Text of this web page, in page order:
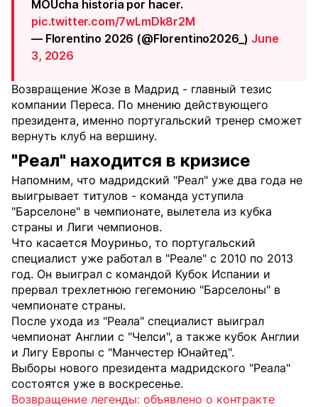
MOUcha historia por hacer.
pic.twitter.com/7wLmDk8r2M
— Florentino 2026 (@Florentino2026_) June
3, 2026
Возвращение Жозе в Мадрид - главный тезис
компании Переса. По мнению действующего
президента, именно португальский тренер сможет
вернуть клуб на вершину.
"Реал" находится в кризисе
Напомним, что мадридский "Реал" уже два года не
выигрывает титулов - команда уступила
"Барселоне" в чемпионате, вылетела из кубка
страны и Лиги чемпионов.
Что касается Моуриньо, то португальский
специалист уже работал в "Реале" с 2010 по 2013
год. Он выиграл с командой Кубок Испании и
прервал трехлетнюю гегемонию "Барселоны" в
чемпионате страны.
После ухода из "Реала" специалист выиграл
чемпионат Англии с "Челси", а также кубок Англии
и Лигу Европы с "Манчестер Юнайтед".
Выборы нового президента мадридского "Реала"
состоятся уже в воскресенье.
Возвращение легенды: объявлено о контракте